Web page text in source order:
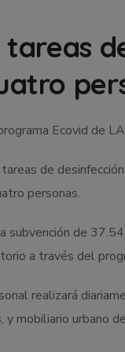
Ecovid de
de
personas.
subvención de
a través del
realizará
y mobiliario urbano